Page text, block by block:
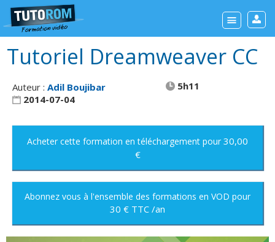
Tutoriel Dreamweaver CC
Auteur : Adil Boujibar
5h11
2014-07-04
Acheter cette formation en téléchargement pour 30,00
€
Abonnez vous à l'ensemble des formations en VOD pour
30 € TTC /an